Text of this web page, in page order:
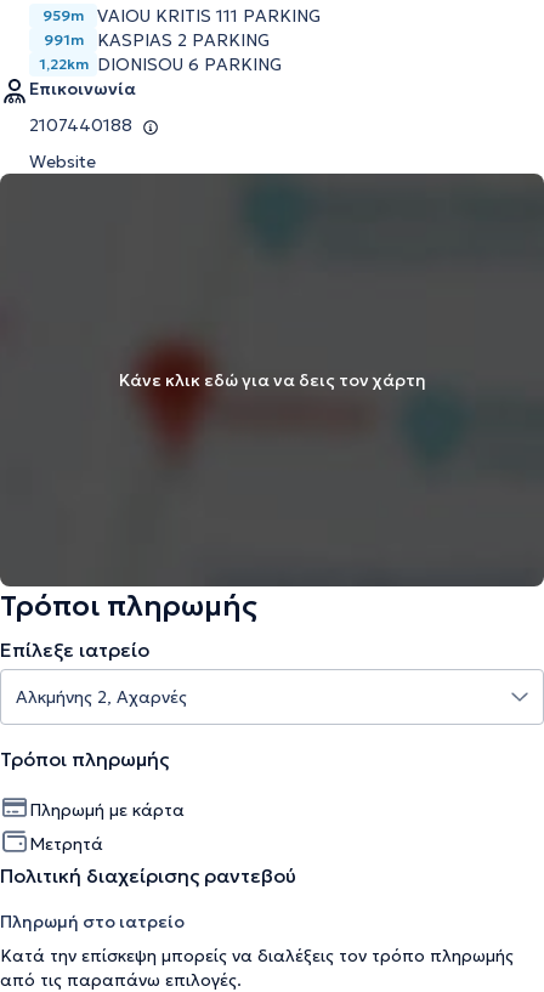
959m VAIOU KRITIS 111 PARKING
991m KASPIAS 2 PARKING
1,22km DIONISOU 6 PARKING
Επικοινωνία
2107440188
Website
Κάνε κλικ εδώ για να δεις τον χάρτη
Τρόποι πληρωμής
Επίλεξε ιατρείο
Τρόποι πληρωμής
Πληρωμή με κάρτα
Μετρητά
Πολιτική διαχείρισης ραντεβού
Πληρωμή στο ιατρείο
Κατά την επίσκεψη μπορείς να διαλέξεις τον τρόπο πληρωμής
από τις παραπάνω επιλογές.